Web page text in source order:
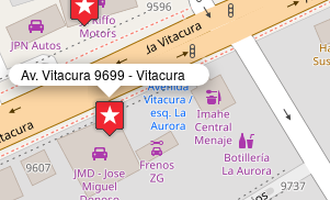
Av. Vitacura 9699 - Vitacura